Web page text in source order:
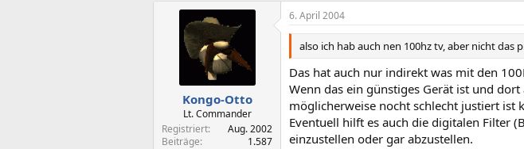
Kongo-Otto
Lt. Commander
Registriert
Aug. 2002
Beiträge
1.587
6. April 2004
also ich hab auch nen 100hz tv, aber nicht das
Das hat auch nur indirekt was mit den
Wenn das ein günstiges Gerät ist und
möglicherweise nocht schlecht justiert ist
Eventuell hilft es auch die digitalen Filter
einzustellen oder gar abzustellen.